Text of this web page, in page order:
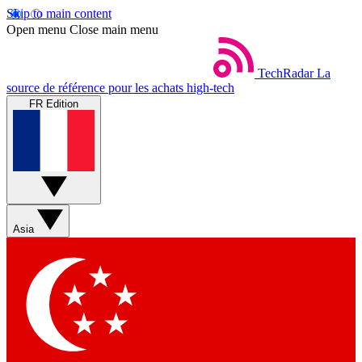
Skip to main content
Open menu Close main menu
TechRadar La
source de référence pour les achats high-tech
FR Edition
Asia